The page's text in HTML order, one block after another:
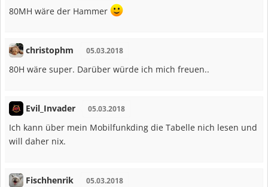
80MH wäre der Hammer
christophm 05.03.2018
80H wäre super. Darüber würde ich mich freuen..
Evil_Invader 05.03.2018
Ich kann über mein Mobilfunkding die Tabelle nich lesen und
will daher nix.
Fischhenrik 05.03.2018